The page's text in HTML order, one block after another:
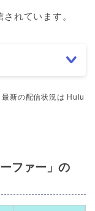
れています。
新の配信状況は Hulu
ファー」の